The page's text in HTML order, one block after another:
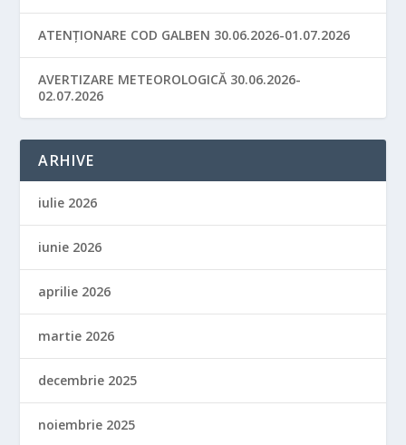
ATENȚIONARE COD GALBEN 30.06.2026-01.07.2026
AVERTIZARE METEOROLOGICĂ 30.06.2026-
02.07.2026
ARHIVE
iulie 2026
iunie 2026
aprilie 2026
martie 2026
decembrie 2025
noiembrie 2025